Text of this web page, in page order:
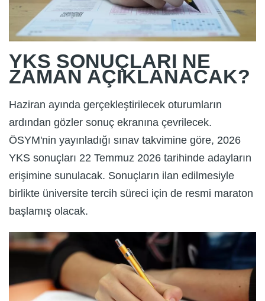
YKS SONUÇLARI NE
ZAMAN AÇIKLANACAK?
Haziran ayında gerçekleştirilecek oturumların
ardından gözler sonuç ekranına çevrilecek.
ÖSYM'nin yayınladığı sınav takvimine göre, 2026
YKS sonuçları 22 Temmuz 2026 tarihinde adayların
erişimine sunulacak. Sonuçların ilan edilmesiyle
birlikte üniversite tercih süreci için de resmi maraton
başlamış olacak.